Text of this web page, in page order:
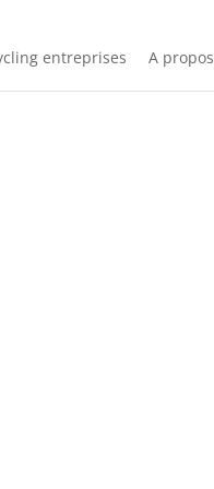
entreprises A propos